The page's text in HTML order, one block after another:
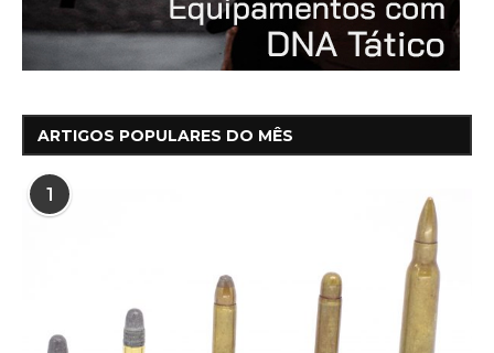
ARTIGOS POPULARES DO MÊS
1